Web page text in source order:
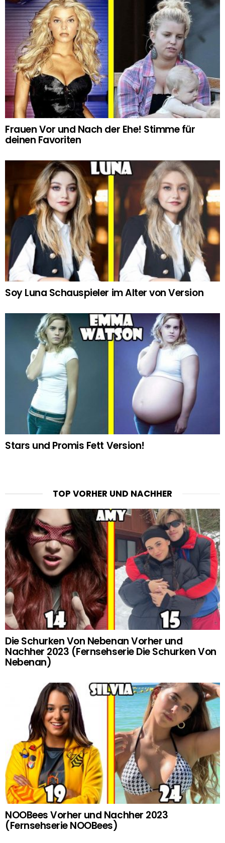
Frauen Vor und Nach der Ehe! Stimme für
deinen Favoriten
Soy Luna Schauspieler im Alter von Version
Stars und Promis Fett Version!
TOP VORHER UND NACHHER
Die Schurken Von Nebenan Vorher und
Nachher 2023 (Fernsehserie Die Schurken Von
Nebenan)
NOOBees Vorher und Nachher 2023
(Fernsehserie NOOBees)